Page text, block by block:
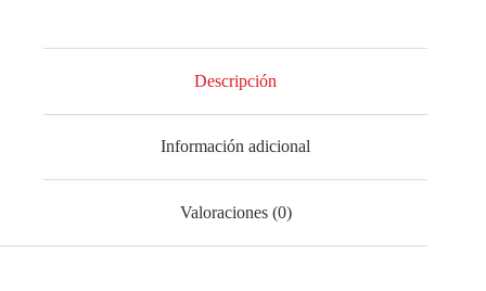
Descripción
Información adicional
Valoraciones (0)